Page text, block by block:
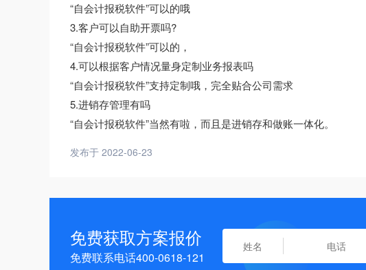
“自会计报税软件”可以的哦
3.客户可以自助开票吗?
“自会计报税软件”可以的，
4.可以根据客户情况量身定制业务报表吗
“自会计报税软件”支持定制哦，完全贴合公司需求
5.进销存管理有吗
“自会计报税软件”当然有啦，而且是进销存和做账一体化。
发布于 2022-06-23
免费获取方案报价
免费联系电话400-0618-121